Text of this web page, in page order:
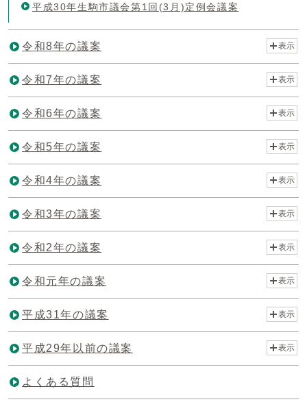
平成30年生駒市議会第1回(3月)定例会議案
令和8年の議案 表示
令和7年の議案 表示
令和6年の議案 表示
令和5年の議案 表示
令和4年の議案 表示
令和3年の議案 表示
令和2年の議案 表示
令和元年の議案 表示
平成31年の議案 表示
平成29年以前の議案 表示
よくある質問